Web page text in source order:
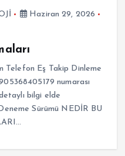
Haziran 29, 2026
Telefon Eş Takip Dinleme
numarası
bilgi elde
Sürümü NEDİR BU